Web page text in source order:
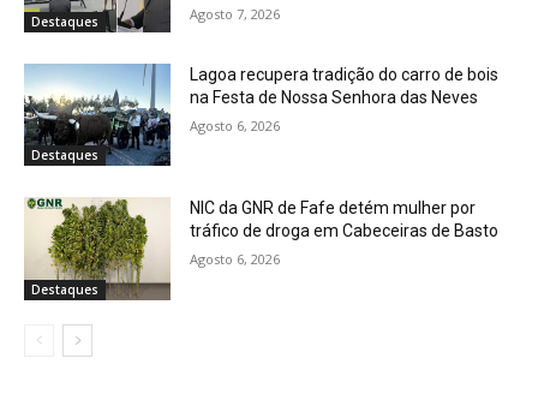
Destaques Agosto 7, 2026
Destaques
Lagoa recupera tradição do carro de bois
na Festa de Nossa Senhora das Neves
Agosto 6, 2026
Destaques
NIC da GNR de Fafe detém mulher por
tráfico de droga em Cabeceiras de Basto
Agosto 6, 2026